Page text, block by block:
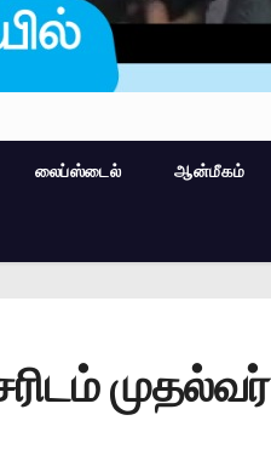
லைப்ஸ்டைல் ஆன்மீகம்
முதல்வர்